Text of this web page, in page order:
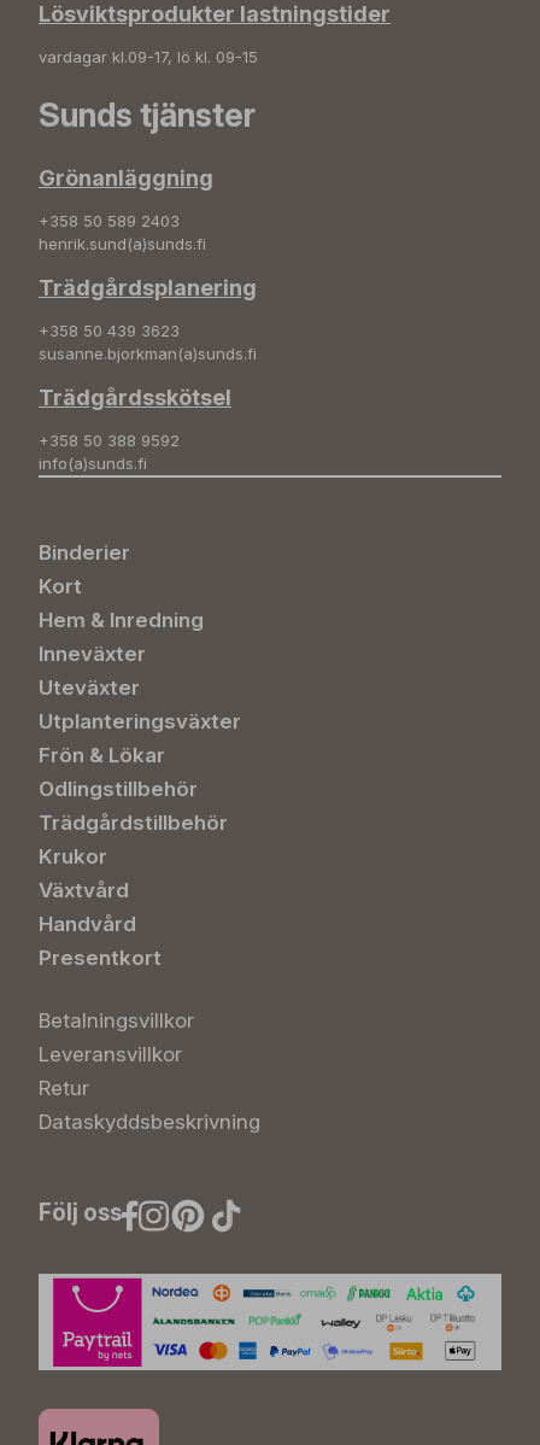
Lösviktsprodukter lastningstider
vardagar kl.09-17, lö kl. 09-15
Sunds tjänster
Grönanläggning
+358 50 589 2403
henrik.sund(a)sunds.fi
Trädgårdsplanering
+358 50 439 3623
susanne.bjorkman(a)sunds.fi
Trädgårdsskötsel
+358 50 388 9592
info(a)sunds.fi
Binderier
Kort
Hem & Inredning
Inneväxter
Uteväxter
Utplanteringsväxter
Frön & Lökar
Odlingstillbehör
Trädgårdstillbehör
Krukor
Växtvård
Handvård
Presentkort
Betalningsvillkor
Leveransvillkor
Retur
Dataskyddsbeskrivning
Följ oss